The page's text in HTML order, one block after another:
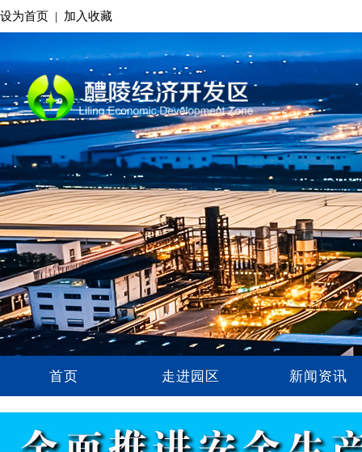
设为首页 | 加入收藏
首页 走进园区 新闻资讯